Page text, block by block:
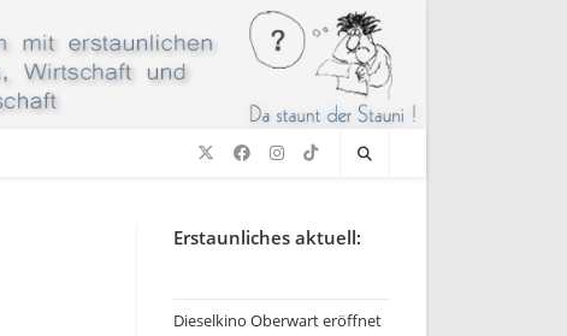
Erstaunliches aktuell:
Dieselkino Oberwart eröffnet